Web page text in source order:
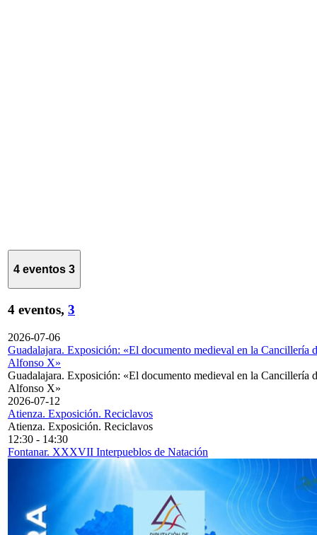
4 eventos 3
4 eventos, 3
2026-07-06
Guadalajara. Exposición: «El documento medieval en la Cancillería
Alfonso X»
Guadalajara. Exposición: «El documento medieval en la Cancillería
Alfonso X»
2026-07-12
Atienza. Exposición. Reciclavos
Atienza. Exposición. Reciclavos
12:30 - 14:30
Fontanar. XXXVII Interpueblos de Natación